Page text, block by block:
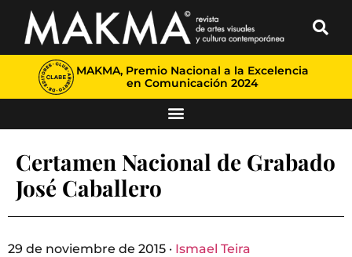
MAKMA, Premio Nacional a la Excelencia
en Comunicación 2024
Certamen Nacional de Grabado
José Caballero
29 de noviembre de 2015 · Ismael Teira